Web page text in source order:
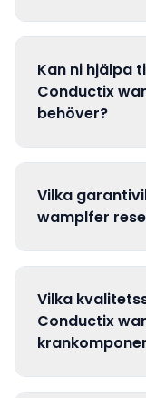
Kan ni hjälpa
Conductix
behöver?
Vilka
wamplfer
Vilka
Conductix